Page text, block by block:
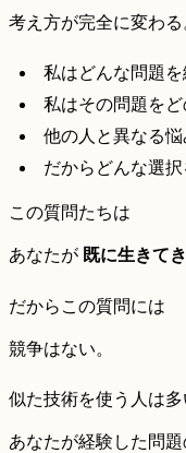
考え方が完全に変わる
私はどんな問題
私はその問題を
他の人と異なる
だからどんな選
この質問たちは
あなたが 既に生きて
だからこの質問には
競争はない。
似た技術を使う人は
あなたが経験した問